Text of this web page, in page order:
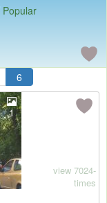
Popular
6
1
view 7024-
times